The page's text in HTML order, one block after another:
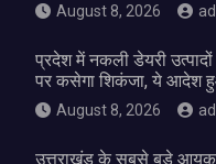
August 8, 2026
प्रदेश में नकली डेयरी
पर कसेगा शिकंजा, ये आदेश
August 8, 2026
उत्तराखंड के सबसे बड़े